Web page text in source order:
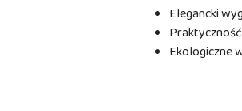
Elegancki
Ekologiczne